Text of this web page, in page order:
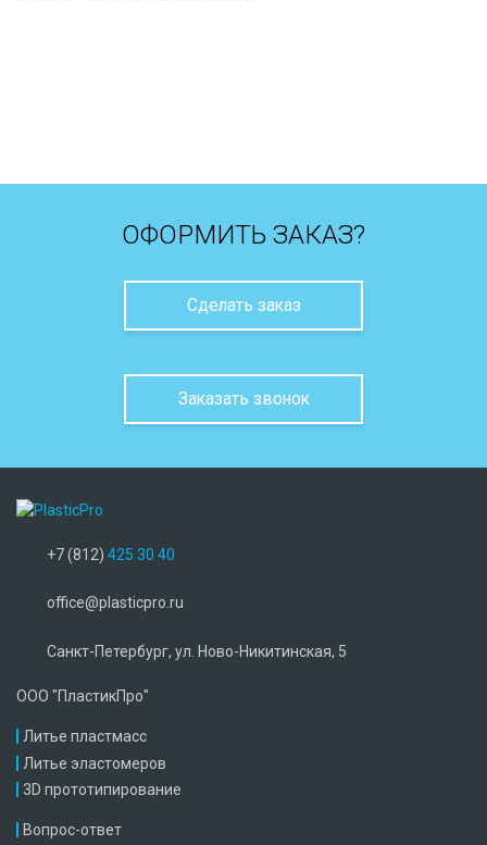
ОФОРМИТЬ ЗАКАЗ?
Сделать заказ
Заказать звонок
+7 (812) 425 30 40
office@plasticpro.ru
Санкт-Петербург, ул. Ново-Никитинская, 5
ООО "ПластикПро"
Литье пластмасс
Литье эластомеров
3D прототипирование
Вопрос-ответ